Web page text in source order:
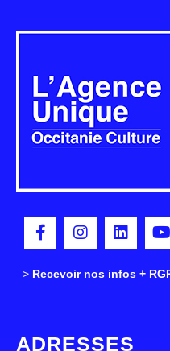
> Recevoir nos infos +
ADRESSES